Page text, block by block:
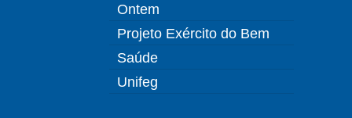
Ontem
Projeto Exército do Bem
Saúde
Unifeg